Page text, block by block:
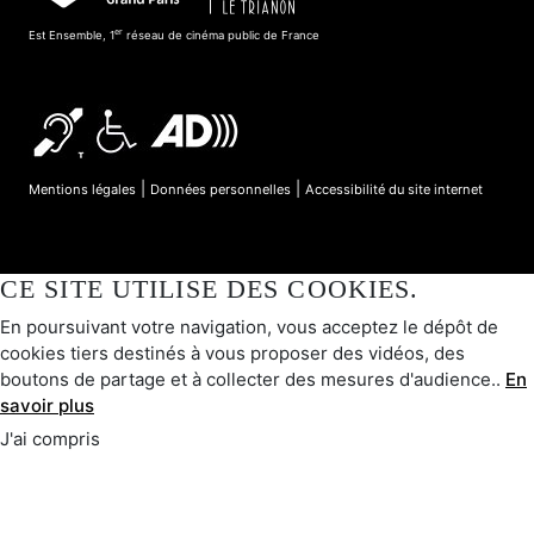
Est Ensemble, 1er réseau de cinéma public de France
Mentions légales Données personnelles Accessibilité du site internet
CE SITE UTILISE DES COOKIES.
En poursuivant votre navigation, vous acceptez le dépôt de
cookies tiers destinés à vous proposer des vidéos, des
boutons de partage et à collecter des mesures d'audience.. En
savoir plus
J'ai compris